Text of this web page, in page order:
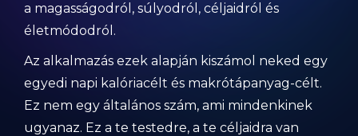
a magasságodról, súlyodról, céljaidról és
életmódodról.
Az alkalmazás ezek alapján kiszámol neked egy
egyedi napi kalóriacélt és makrótápanyag-célt.
Ez nem egy általános szám, ami mindenkinek
ugyanaz. Ez a te testedre, a te céljaidra van